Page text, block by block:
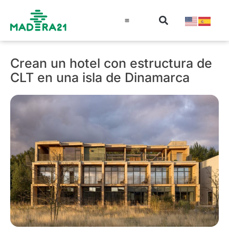
Crean un hotel con estructura de
CLT en una isla de Dinamarca